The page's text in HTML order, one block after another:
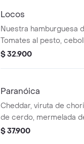
Locos
Nuestra hamburguesa
Tomates al pesto,
cheddar artesanal y
$ 32.900
Paranóica
Cheddar, viruta de
de cerdo, mermelada
de maíz. Mención
$ 37.900